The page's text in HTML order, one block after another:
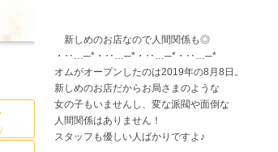
新しめのお店なので人間関係も◎
・‥…─*・‥…─*・‥…─*・‥…─*
オムがオープンしたのは2019年の8月8日。
新しめのお店だからお局さまのような
女の子もいませんし、変な派閥や面倒な
人間関係はありません！
スタッフも優しい人ばかりですよ♪